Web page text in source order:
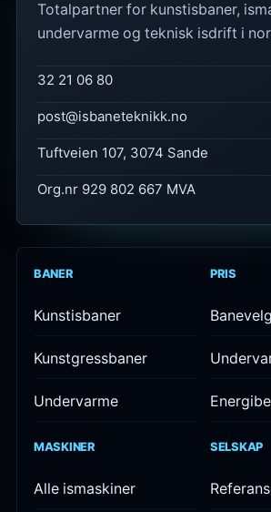
Totalpartner for kunstisbaner,
undervarme og teknisk isdrift i
32 21 06 80
post@isbaneteknikk.no
Tuftveien 107, 3074 Sande
Org.nr 929 802 667 MVA
BANER
Kunstisbaner
Kunstgressbaner
Undervarme
PRIS
MASKINER
Alle ismaskiner
SELSKAP